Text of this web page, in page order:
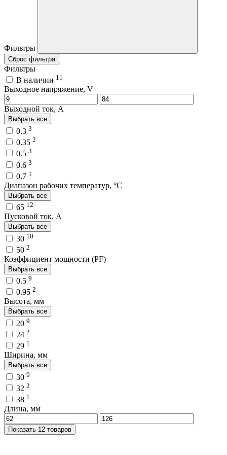
Фильтры
Сброс фильтра
Фильтры
В наличии 11
Выходное напряжение, V
Выходной ток, A
Выбрать все
0.3 3
0.35 2
0.5 3
0.6 3
0.7 1
Диапазон рабочих температур, °C
Выбрать все
65 12
Пусковой ток, A
Выбрать все
30 10
50 2
Коэффициент мощности (PF)
Выбрать все
0.5 9
0.95 2
Высота, мм
Выбрать все
20 9
24 2
29 1
Ширина, мм
Выбрать все
30 9
32 2
38 1
Длина, мм
Показать 12 товаров